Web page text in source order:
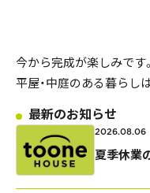
私たちの家づくり
ものづくり品質
FAQ
今から完成が楽しみです。
平屋・中庭のある暮らし
最新のお知らせ
2026.08.06
夏季休業